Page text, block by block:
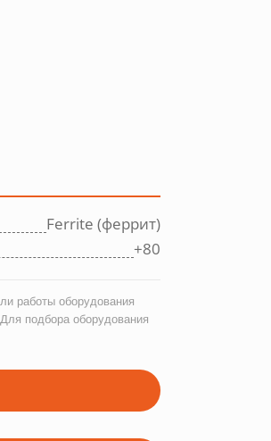
Ferrite (феррит)
+80
работы оборудования
подбора оборудования